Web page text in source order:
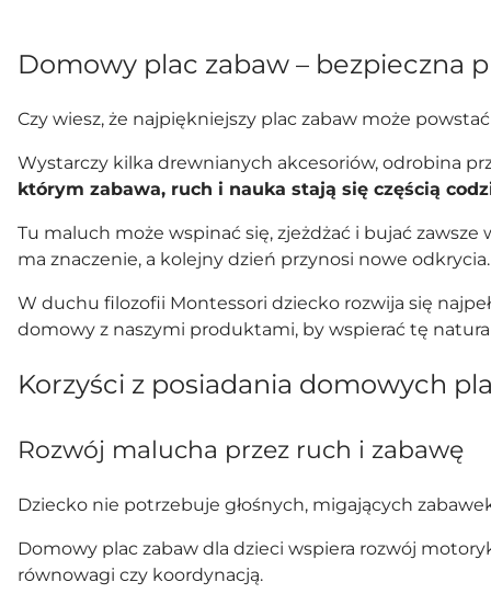
Domowy plac zabaw – bezpieczna
Czy wiesz, że najpiękniejszy plac zabaw może
Wystarczy kilka drewnianych akcesoriów, odrobina
którym zabawa, ruch i nauka stają się częścią
Tu maluch może wspinać się, zjeżdżać i bujać
ma znaczenie, a kolejny dzień przynosi nowe odkrycia.
W duchu filozofii Montessori dziecko rozwija się
domowy z naszymi produktami, by wspierać tę
Korzyści z posiadania domowych
Rozwój malucha przez ruch i zabawę
Dziecko nie potrzebuje głośnych, migających
Domowy plac zabaw dla dzieci wspiera rozwój
równowagi czy koordynacją.